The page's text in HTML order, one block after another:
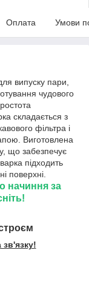
Оплата Умови
випуску пари,
чудового
складається з
фільтра і
Виготовлена
що забезпечує
підходить
поверхні.
начиння за
зв'язку!